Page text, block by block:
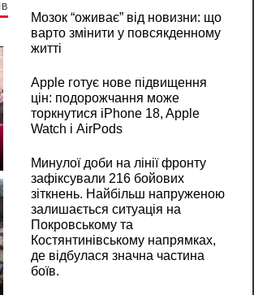
Мозок “оживає” від новизни: що
варто змінити у повсякденному
житті
Apple готує нове підвищення
цін: подорожчання може
торкнутися iPhone 18, Apple
Watch і AirPods
Минулої доби на лінії фронту
зафіксували 216 бойових
зіткнень. Найбільш напруженою
залишається ситуація на
Покровському та
Костянтинівському напрямках,
де відбулася значна частина
боїв.